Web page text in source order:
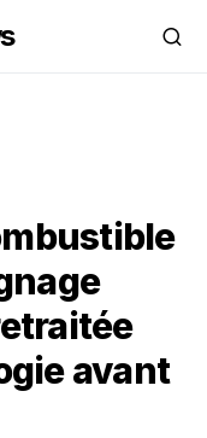
avant